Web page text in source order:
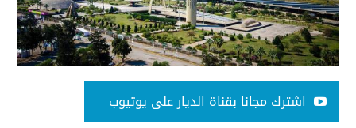
اشترك مجانا بقناة الديار على يوتيوب